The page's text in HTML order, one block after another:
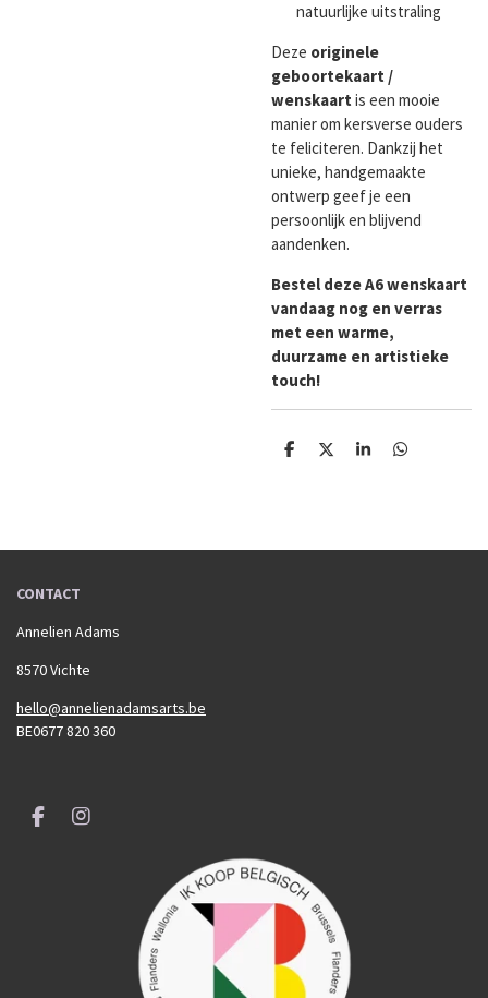
natuurlijke uitstraling
Deze originele
geboortekaart /
wenskaart is een mooie
manier om kersverse ouders
te feliciteren. Dankzij het
unieke, handgemaakte
ontwerp geef je een
persoonlijk en blijvend
aandenken.
Bestel deze A6 wenskaart
vandaag nog en verras
met een warme,
duurzame en artistieke
touch!
D
D
S
D
CONTACT
Annelien Adams
8570 Vichte
hello@annelienadamsarts.be
BE0677 820 360
F
I